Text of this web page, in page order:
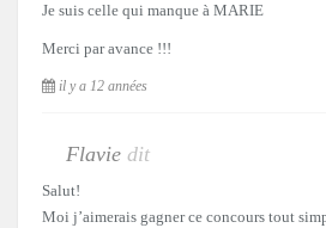
Je suis celle qui manque à MARIE
Merci par avance !!!
il y a 12 années
Flavie dit
Salut!
Moi j’aimerais gagner ce concours tout